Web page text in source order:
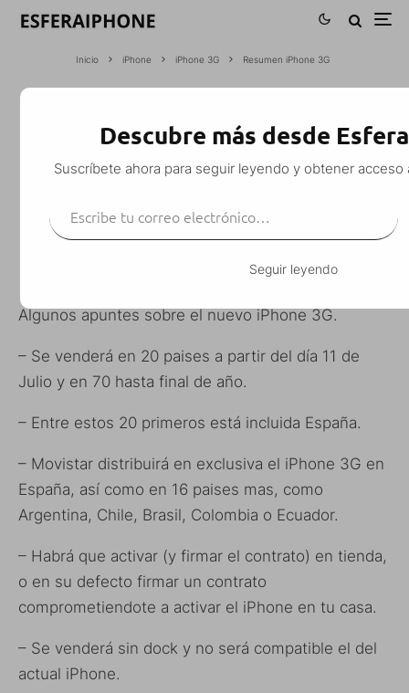
Inicio iPhone iPhone 3G Resumen iPhone 3G
M. Alejandro W. García Fuentes (Esfera) · iPhone 3G Noticias
18 junio, 2008 · 1 Minuto de lectura
Algunos apuntes sobre el nuevo iPhone 3G.
– Se venderá en 20 paises a partir del día 11 de
Julio y en 70 hasta final de año.
– Entre estos 20 primeros está incluida España.
– Movistar distribuirá en exclusiva el iPhone 3G en
España, así como en 16 paises mas, como
Argentina, Chile, Brasil, Colombia o Ecuador.
– Habrá que activar (y firmar el contrato) en tienda,
o en su defecto firmar un contrato
comprometiendote a activar el iPhone en tu casa.
– Se venderá sin dock y no será compatible el del
actual iPhone.
Descubre más desde
Suscríbete ahora para seguir leyendo y obtener acceso
Seguir leyendo